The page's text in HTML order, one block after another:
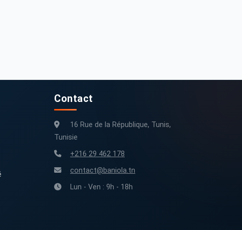
Contact
16 Rue de la République, Tunis,
Tunisie
+216 29 462 178
contact@baniola.tn
Lun - Ven : 9h - 18h